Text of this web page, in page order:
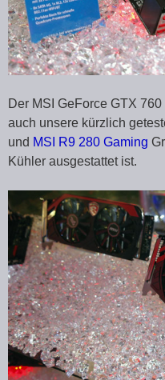
Der MSI GeForce GTX
auch unsere kürzlich
und MSI R9 280 Gaming
Kühler ausgestattet ist.